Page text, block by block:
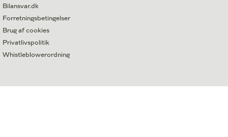
Bilansvar.dk
Forretningsbetingelser
Brug af cookies
Privatlivspolitik
Whistleblowerordning